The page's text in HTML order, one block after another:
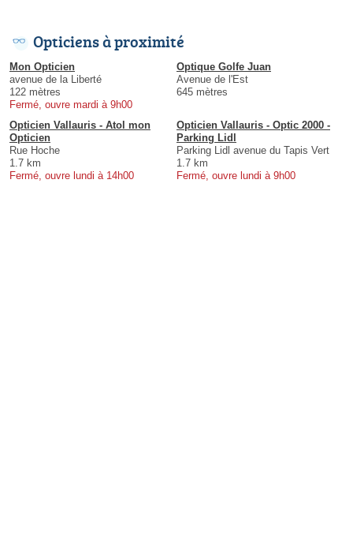
Opticiens à proximité
Mon Opticien
avenue de la Liberté
122 mètres
Fermé, ouvre mardi à 9h00
Optique Golfe Juan
Avenue de l'Est
645 mètres
Opticien Vallauris - Atol mon
Opticien
Rue Hoche
1.7 km
Fermé, ouvre lundi à 14h00
Opticien Vallauris - Optic 2000 -
Parking Lidl
Parking Lidl avenue du Tapis Vert
1.7 km
Fermé, ouvre lundi à 9h00